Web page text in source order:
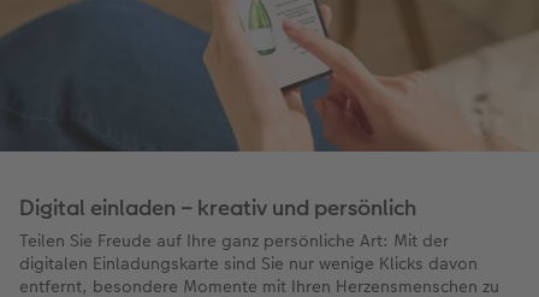
Digital einladen – kreativ und persönlich
Teilen Sie Freude auf Ihre ganz persönliche Art: Mit der
digitalen Einladungskarte ​sind Sie nur wenige Klicks davon
entfernt, besondere Momente mit Ihren Herzensmenschen​ zu